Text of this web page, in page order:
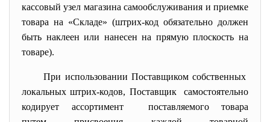
кассовый узел магазина самообслуживания и приемке
товара на «Складе» (штрих-код обязательно должен
быть наклеен или нанесен на прямую плоскость на
товаре).
При использовании Поставщиком собственных
локальных штрих-кодов, Поставщик самостоятельно
кодирует ассортимент поставляемого товара